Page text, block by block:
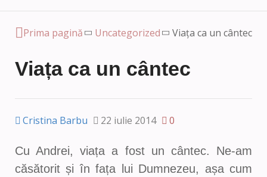
Prima pagină Uncategorized Viața ca un cântec
Viața ca un cântec
Cristina Barbu 22 iulie 2014 0
Cu Andrei, viața a fost un cântec. Ne-am
căsătorit și în fața lui Dumnezeu, așa cum